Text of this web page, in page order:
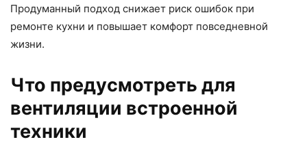
Продуманный подход снижает риск ошибок при
ремонте кухни и повышает комфорт повседневной
жизни.
Что предусмотреть для
вентиляции встроенной
техники